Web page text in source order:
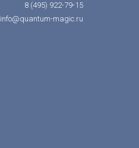
8 (495) 922-79-15
info@quantum-magic.ru